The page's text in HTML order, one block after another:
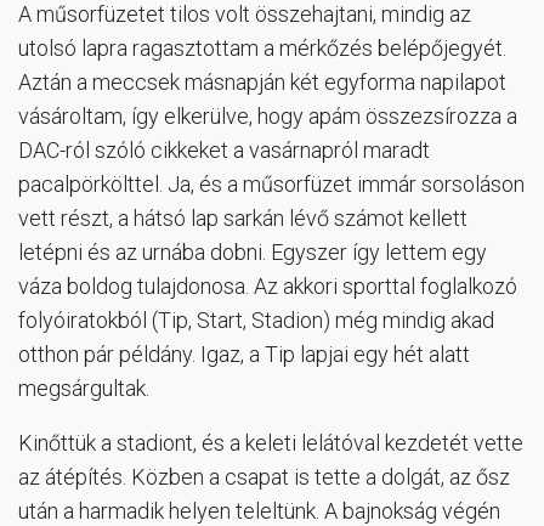
A műsorfüzetet tilos volt összehajtani, mindig az
utolsó lapra ragasztottam a mérkőzés belépőjegyét.
Aztán a meccsek másnapján két egyforma napilapot
vásároltam, így elkerülve, hogy apám összezsírozza a
DAC-ról szóló cikkeket a vasárnapról maradt
pacalpörkölttel. Ja, és a műsorfüzet immár sorsoláson
vett részt, a hátsó lap sarkán lévő számot kellett
letépni és az urnába dobni. Egyszer így lettem egy
váza boldog tulajdonosa. Az akkori sporttal foglalkozó
folyóiratokból (Tip, Start, Stadion) még mindig akad
otthon pár példány. Igaz, a Tip lapjai egy hét alatt
megsárgultak.
Kinőttük a stadiont, és a keleti lelátóval kezdetét vette
az átépítés. Közben a csapat is tette a dolgát, az ősz
után a harmadik helyen teleltünk. A bajnokság végén